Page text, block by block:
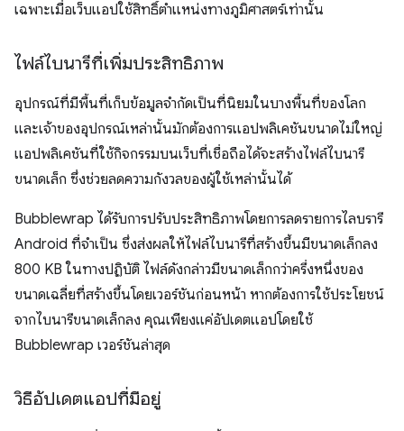
เฉพาะเมื่อเว็บแอปใช้สิทธิ์ตำแหน่งทางภูมิศาสตร์เท่านั้น
ไฟล์ไบนารีที่เพิ่มประสิทธิภาพ
อุปกรณ์ที่มีพื้นที่เก็บข้อมูลจํากัดเป็นที่นิยมในบางพื้นที่ของโลก
และเจ้าของอุปกรณ์เหล่านั้นมักต้องการแอปพลิเคชันขนาดไม่ใหญ่
แอปพลิเคชันที่ใช้กิจกรรมบนเว็บที่เชื่อถือได้จะสร้างไฟล์ไบนารี
ขนาดเล็ก ซึ่งช่วยลดความกังวลของผู้ใช้เหล่านั้นได้
Bubblewrap ได้รับการปรับประสิทธิภาพโดยการลดรายการไลบรารี
Android ที่จําเป็น ซึ่งส่งผลให้ไฟล์ไบนารีที่สร้างขึ้นมีขนาดเล็กลง
800 KB ในทางปฏิบัติ ไฟล์ดังกล่าวมีขนาดเล็กกว่าครึ่งหนึ่งของ
ขนาดเฉลี่ยที่สร้างขึ้นโดยเวอร์ชันก่อนหน้า หากต้องการใช้ประโยชน์
จากไบนารีขนาดเล็กลง คุณเพียงแค่อัปเดตแอปโดยใช้
Bubblewrap เวอร์ชันล่าสุด
วิธีอัปเดตแอปที่มีอยู่